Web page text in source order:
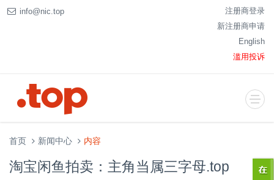
info@nic.top
注册商登录
新注册商申请
English
滥用投诉
首页 新闻中心 内容
淘宝闲鱼拍卖：主角当属三字母.top